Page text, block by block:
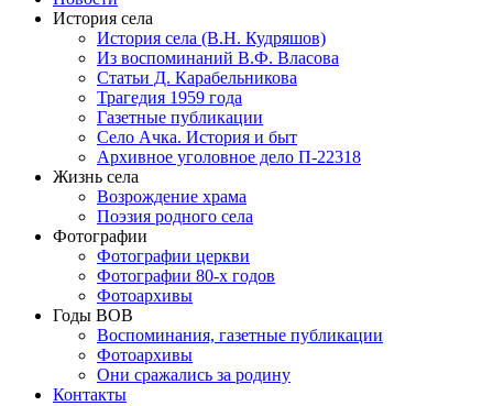
История села
История села (В.Н. Кудряшов)
Из воспоминаний В.Ф. Власова
Статьи Д. Карабельникова
Трагедия 1959 года
Газетные публикации
Село Ачка. История и быт
Архивное уголовное дело П-22318
Жизнь села
Возрождение храма
Поэзия родного села
Фотографии
Фотографии церкви
Фотографии 80-х годов
Фотоархивы
Годы ВОВ
Воспоминания, газетные публикации
Фотоархивы
Они сражались за родину
Контакты